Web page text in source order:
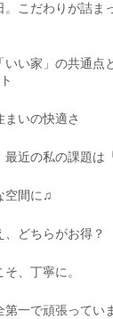
こだわりが詰ま
いい家」の共通点
まいの快適さ
最近の私の課題は
空間に♫
、どちらがお得？
、丁寧に。
一で頑張ってい